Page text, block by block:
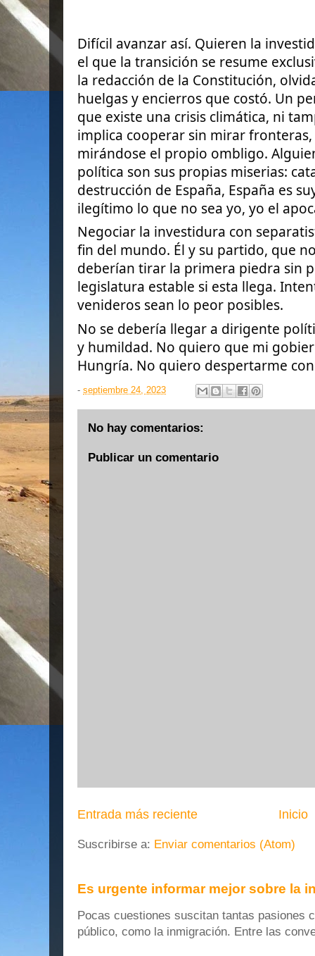
Difícil avanzar así. Quieren la
el que la transición se resume
la redacción de la Constitución,
huelgas y encierros que costó. Un
que existe una crisis climática, ni
implica cooperar sin mirar
mirándose el propio ombligo.
política son sus propias miserias:
destrucción de España, España es
ilegítimo lo que no sea yo, yo el
Negociar la investidura con
fin del mundo. Él y su partido, que
deberían tirar la primera piedra sin
legislatura estable si esta llega.
venideros sean lo peor posibles.
No se debería llegar a dirigente
y humildad. No quiero que mi
Hungría. No quiero despertarme
- septiembre 24, 2023
No hay comentarios:
Publicar un comentario
Entrada más reciente Inicio
Suscribirse a: Enviar comentarios (Atom)
Es urgente informar mejor sobre la
Pocas cuestiones suscitan tantas pasiones
público, como la inmigración. Entre las